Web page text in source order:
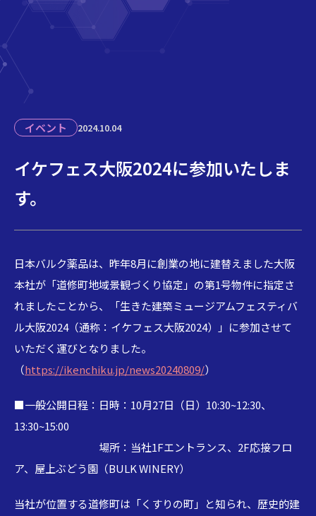
イベント 2024.10.04
イケフェス大阪2024に参加いたしま
す。
日本バルク薬品は、昨年8月に創業の地に建替えました大阪
本社が「道修町地域景観づくり協定」の第1号物件に指定さ
れましたことから、「生きた建築ミュージアムフェスティバ
ル大阪2024（通称：イケフェス大阪2024）」に参加させて
いただく運びとなりました。
（https://ikenchiku.jp/news20240809/）
■一般公開日程：日時：10月27日（日）10:30~12:30、
13:30~15:00
場所：当社1Fエントランス、2F応接フロ
ア、屋上ぶどう園（BULK WINERY）
当社が位置する道修町は「くすりの町」と知られ、歴史的建